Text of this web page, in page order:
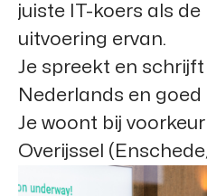
juiste IT-koers als
uitvoering ervan.
Je spreekt en schrijft
Nederlands en goed
Je woont bij
Overijssel